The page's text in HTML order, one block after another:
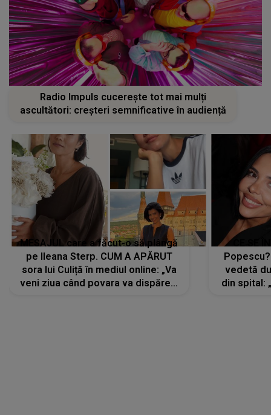
Radio Impuls cucerește tot mai mulți
ascultători: creșteri semnificative în audiență
MESAJUL care a făcut-o să plângă
pe Ileana Sterp. CUM A APĂRUT
sora lui Culiță în mediul online: „Va
veni ziua când povara va dispărea,
vedetă
din spital: